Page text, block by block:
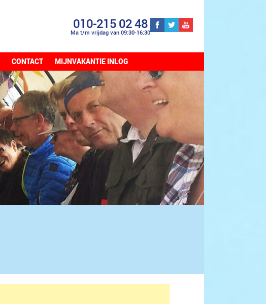
010-215 02 48
Ma t/m vrijdag van 09:30-16:30
CONTACT MIJNVAKANTIE INLOG